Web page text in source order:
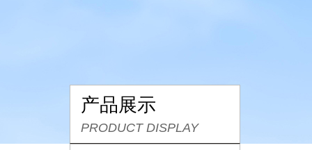
产品展示
PRODUCT DISPLAY